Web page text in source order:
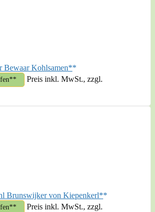
Bewaar Kohlsamen*
Preis inkl. MwSt., zzgl.
Brunswijker von Kiepenkerl*
Preis inkl. MwSt., zzgl.